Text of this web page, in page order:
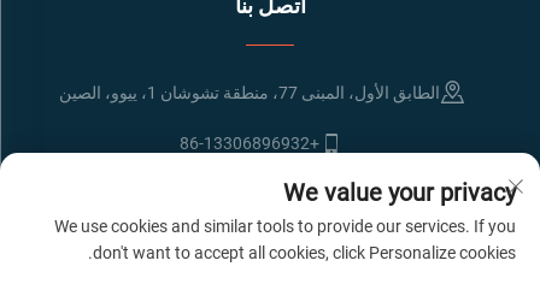
الطابق الأول، المبنى 77، منطقة تشوشان 1، ييوو، الصين
+86-13306896932
[email protected]
We value your privacy
We use cookies and similar tools to provide our services. If you
don't want to accept all cookies, click Personalize cookies.